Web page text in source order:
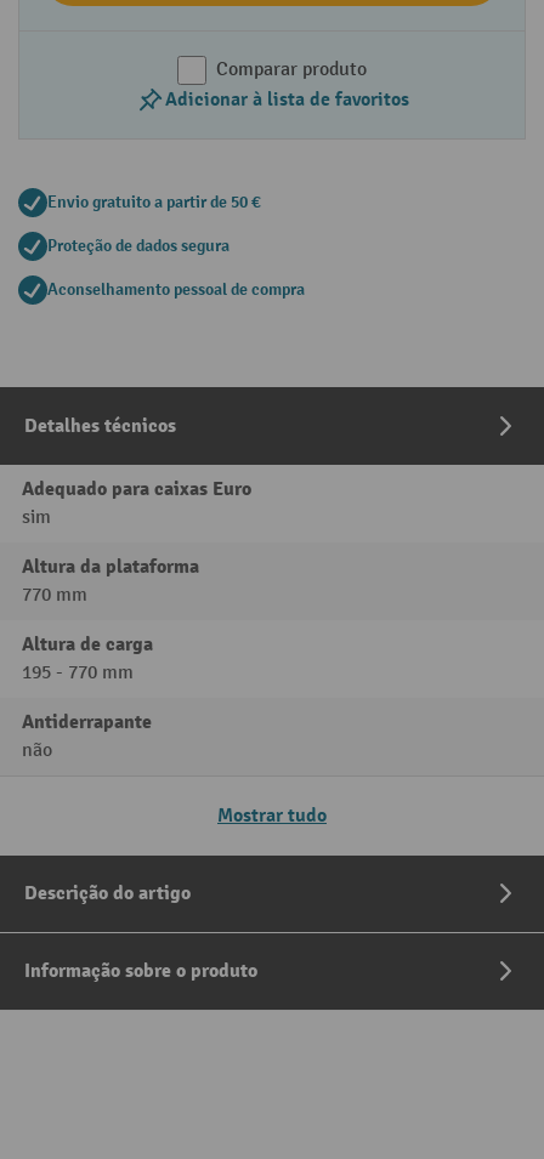
Comparar produto
Adicionar à lista de favoritos
Envio gratuito a partir de 50 €
Proteção de dados segura
Aconselhamento pessoal de compra
Detalhes técnicos
Adequado para caixas Euro
sim
Altura da plataforma
770 mm
Altura de carga
195 - 770 mm
Antiderrapante
não
Mostrar tudo
Descrição do artigo
Informação sobre o produto